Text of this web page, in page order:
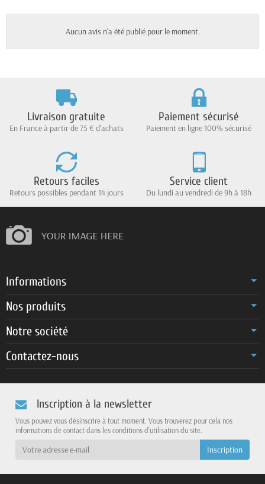
Aucun avis n'a été publié pour le moment.
Livraison gratuite
En France à partir de 75 € d'achats
Paiement sécurisé
Paiement en ligne 100% sécurisé
Retours faciles
Retours possibles pendant 14 jours
Service client
Du lundi au vendredi de 9h à 18h
Informations
Nos produits
Notre société
Contactez-nous
Inscription à la newsletter
Vous pouvez vous désinscrire à tout moment. Vous trouverez pour cela nos
informations de contact dans les conditions d'utilisation du site.